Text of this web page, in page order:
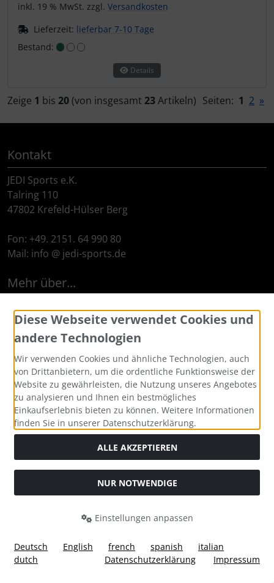
inkl. 19 % MwSt. zzgl. Versandkosten
Lieferzeit: lieferbar 7-10 Tage
Bestand:
Details
Zeige 1 bis 20 (von insgesamt 23Artikeln) Seiten: 1 2 »
Kontakt
JEDI Sports e.K.
Talring 110
47802 Krefeld-Hülser Berg
Fon: +49. 2151. 64 990 80
Mail: info @ jedi-sports.de
Mehr über...
Impressum
Kontakt
Leasingrechner
Widerruf
Lieferzeit
Cookie Einstellungen
Informationen
Liefer- und Versandkosten
Privatsphäre und Datenschutz
Unsere AGB's
Diese Webseite verwendet Cookies und
andere Technologien
Wir verwenden Cookies und ähnliche Technologien, auch
von Drittanbietern, um die ordentliche Funktionsweise der
Website zu gewährleisten, die Nutzung unseres Angebotes
zu analysieren und Ihnen ein bestmögliches
Einkaufserlebnis bieten zu können. Weitere Informationen
finden Sie in unserer Datenschutzerklärung.
ALLE AKZEPTIEREN
NUR NOTWENDIGE
Einstellungen anpassen
Deutsch English french spanish
italian
dutch
Datenschutzerklärung Impressum